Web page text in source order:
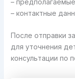
– контактные
После отправки
для уточнения
консультации по